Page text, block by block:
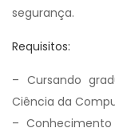
segurança.
Requisitos:
– Cursando
Ciência da
–